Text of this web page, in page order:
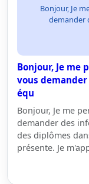
Bonjour, Je
demander
Bonjour, Je me
vous
équ
Bonjour, Je me
demander des
des diplômes
présente. Je